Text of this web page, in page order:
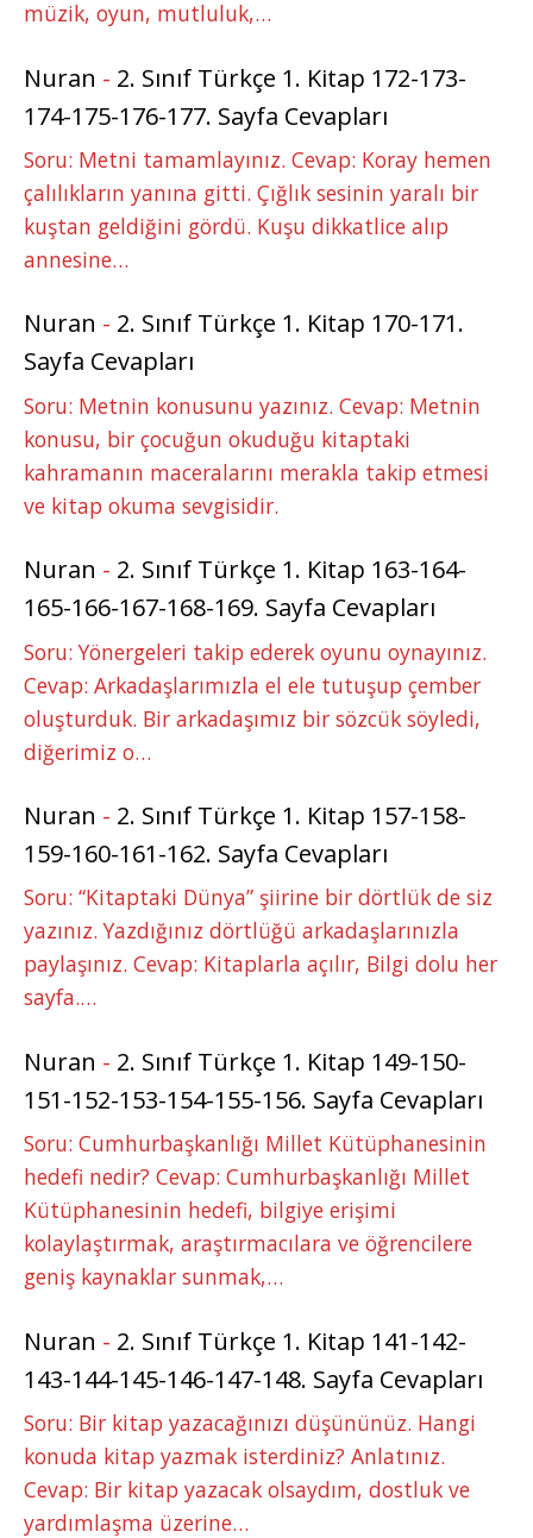
müzik, oyun, mutluluk,…
Nuran - 2. Sınıf Türkçe 1. Kitap 172-173-
174-175-176-177. Sayfa Cevapları
Soru: Metni tamamlayınız. Cevap: Koray hemen
çalılıkların yanına gitti. Çığlık sesinin yaralı bir
kuştan geldiğini gördü. Kuşu dikkatlice alıp
annesine…
Nuran - 2. Sınıf Türkçe 1. Kitap 170-171.
Sayfa Cevapları
Soru: Metnin konusunu yazınız. Cevap: Metnin
konusu, bir çocuğun okuduğu kitaptaki
kahramanın maceralarını merakla takip etmesi
ve kitap okuma sevgisidir.
Nuran - 2. Sınıf Türkçe 1. Kitap 163-164-
165-166-167-168-169. Sayfa Cevapları
Soru: Yönergeleri takip ederek oyunu oynayınız.
Cevap: Arkadaşlarımızla el ele tutuşup çember
oluşturduk. Bir arkadaşımız bir sözcük söyledi,
diğerimiz o…
Nuran - 2. Sınıf Türkçe 1. Kitap 157-158-
159-160-161-162. Sayfa Cevapları
Soru: “Kitaptaki Dünya” şiirine bir dörtlük de siz
yazınız. Yazdığınız dörtlüğü arkadaşlarınızla
paylaşınız. Cevap: Kitaplarla açılır, Bilgi dolu her
sayfa.…
Nuran - 2. Sınıf Türkçe 1. Kitap 149-150-
151-152-153-154-155-156. Sayfa Cevapları
Soru: Cumhurbaşkanlığı Millet Kütüphanesinin
hedefi nedir? Cevap: Cumhurbaşkanlığı Millet
Kütüphanesinin hedefi, bilgiye erişimi
kolaylaştırmak, araştırmacılara ve öğrencilere
geniş kaynaklar sunmak,…
Nuran - 2. Sınıf Türkçe 1. Kitap 141-142-
143-144-145-146-147-148. Sayfa Cevapları
Soru: Bir kitap yazacağınızı düşününüz. Hangi
konuda kitap yazmak isterdiniz? Anlatınız.
Cevap: Bir kitap yazacak olsaydım, dostluk ve
yardımlaşma üzerine…